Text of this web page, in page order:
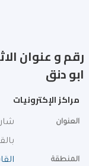
رقم و عنوان
ابو دنق
مراكز الإكترونيات
العنوان
المنطقة